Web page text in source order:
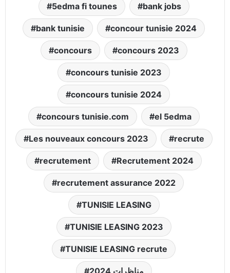
5edma fi tounes bank jobs
bank tunisie concour tunisie 2024
concours concours 2023
concours tunisie 2023
concours tunisie 2024
concours tunisie.com el 5edma
Les nouveaux concours 2023 recrute
recrutement Recrutement 2024
recrutement assurance 2022
TUNISIE LEASING
TUNISIE LEASING 2023
TUNISIE LEASING recrute
مناظرات 2024